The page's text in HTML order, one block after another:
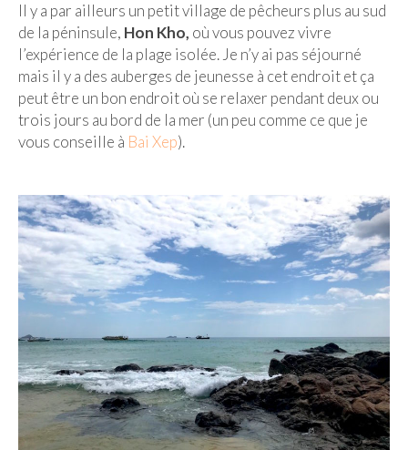
Il y a par ailleurs un petit village de pêcheurs plus au sud
de la péninsule, Hon Kho, où vous pouvez vivre
l’expérience de la plage isolée. Je n’y ai pas séjourné
mais il y a des auberges de jeunesse à cet endroit et ça
peut être un bon endroit où se relaxer pendant deux ou
trois jours au bord de la mer (un peu comme ce que je
vous conseille à Bai Xep).